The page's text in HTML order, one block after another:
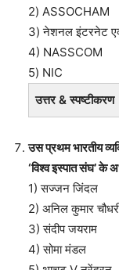
2) ASSOCHAM
3) नेशनल इंटरनेट
4) NASSCOM
5) NIC
उत्तर & स्पष्टीकरण
उस प्रथम भारतीय
‘विश्व इस्पात संघ’ के
1) सज्जन जिंदल
2) अनिल कुमार
3) संदीप जयराम
4) सोमा मंडल